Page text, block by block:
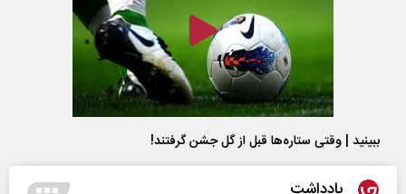
ببینید | وقتی ستاره‌ها قبل از گل جشن گرفتند!